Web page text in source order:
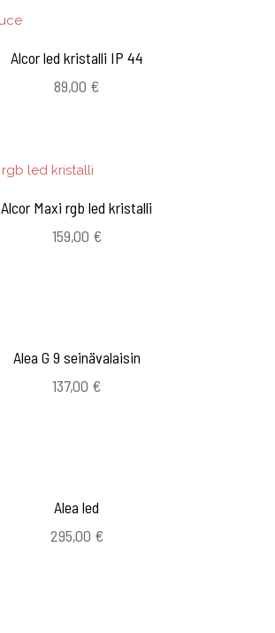
Alcor led kristalli IP 44
89,00 €
Alcor Maxi rgb led kristalli
159,00 €
Alea G 9 seinävalaisin
137,00 €
Alea led
295,00 €